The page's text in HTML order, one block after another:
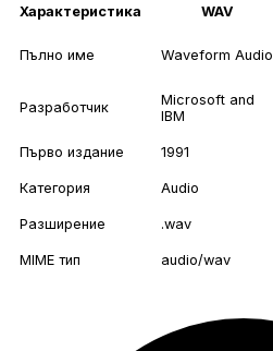
Характеристика WAV
Пълно име Waveform Audio
Разработчик
Microsoft and
IBM
Първо издание 1991
Категория Audio
Разширение .wav
MIME тип audio/wav